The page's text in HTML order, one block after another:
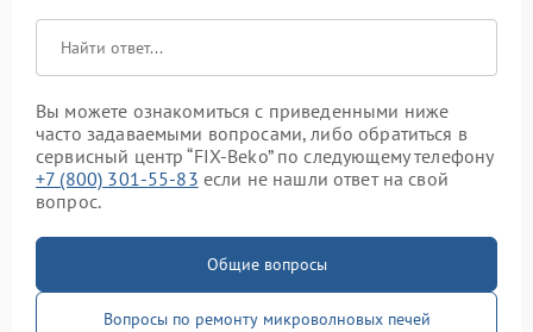
Вы можете ознакомиться с приведенными ниже
часто задаваемыми вопросами, либо обратиться в
сервисный центр “FIX-Beko” по следующему телефону
+7 (800) 301-55-83 если не нашли ответ на свой
вопрос.
Общие вопросы
Вопросы по ремонту микроволновых печей